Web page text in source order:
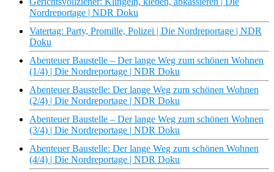
Nordreportage | NDR Doku
Vatertag: Party, Promille, Polizei | Die Nordreportage | NDR
Doku
Abenteuer Baustelle – Der lange Weg zum schönen Wohnen
(1/4) | Die Nordreportage | NDR Doku
Abenteuer Baustelle: Der lange Weg zum schönen Wohnen
(2/4) | Die Nordreportage | NDR Doku
Abenteuer Baustelle – Der lange Weg zum schönen Wohnen
(3/4) | Die Nordreportage | NDR Doku
Abenteuer Baustelle: Der lange Weg zum schönen Wohnen
(4/4) | Die Nordreportage | NDR Doku